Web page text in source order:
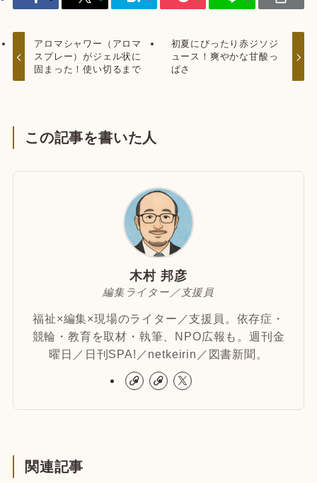
アロマシャワー（アロマ
スプレー）がジェル状に
固まった！使い切るまで
初夏にぴったり赤ジソジ
ュース！爽やかな甘酸っ
ぱさ
この記事を書いた人
木村 邦彦
編集ライター／支援員
福祉×編集×現場のライター／支援員。依存症・
競輪・教育を取材・執筆、NPO広報も。週刊金
曜日／日刊SPA!／netkeirin／図書新聞。
関連記事